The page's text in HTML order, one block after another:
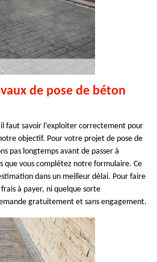
de pose de béton
faut savoir l’exploiter correctement pour
objectif. Pour votre projet de pose de
pas longtemps avant de passer à
que vous complétez notre formulaire. Ce
dans un meilleur délai. Pour faire
à payer, ni quelque sorte
gratuitement et sans engagement.